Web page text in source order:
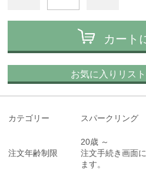
カート
お気に入りリス
カテゴリー スパークリング
注文年齢制限
20歳 ～
注文手続き画面
ます。